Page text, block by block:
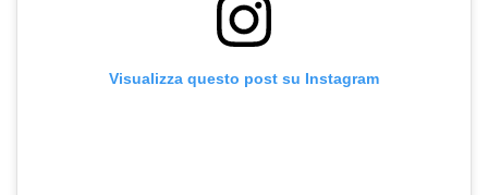
Visualizza questo post su Instagram